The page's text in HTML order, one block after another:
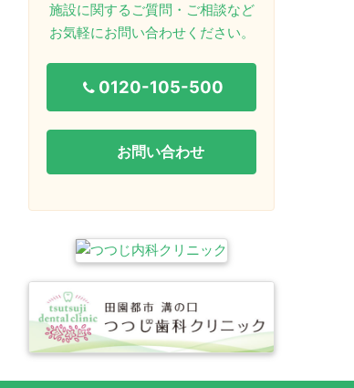
施設に関するご質問・ご相談など
お気軽にお問い合わせください。
0120-105-500
お問い合わせ